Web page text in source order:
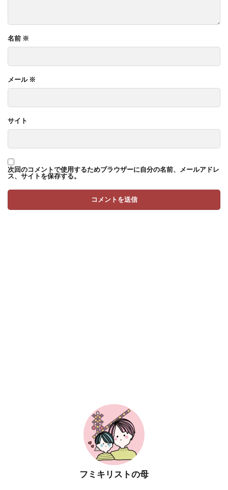
名前 ※
メール ※
サイト
次回のコメントで使用するためブラウザーに自分の名前、メールアドレ
ス、サイトを保存する。
フミキリストの母